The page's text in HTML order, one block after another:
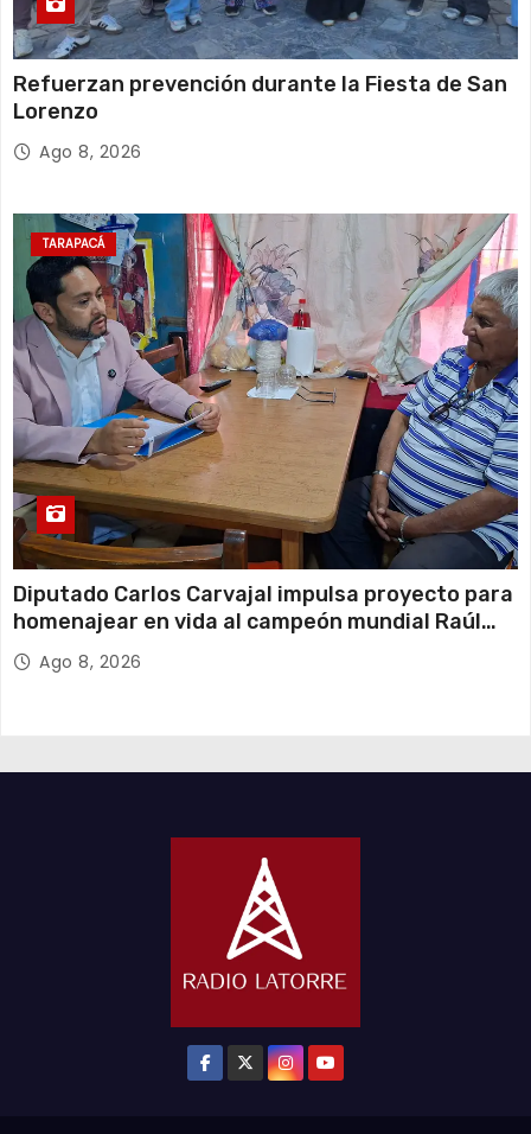
Refuerzan prevención durante la Fiesta de San
Lorenzo
Ago 8, 2026
TARAPACÁ
Diputado Carlos Carvajal impulsa proyecto para
homenajear en vida al campeón mundial Raúl
Choque
Ago 8, 2026